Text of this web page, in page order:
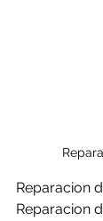
Reparacion
Reparacion